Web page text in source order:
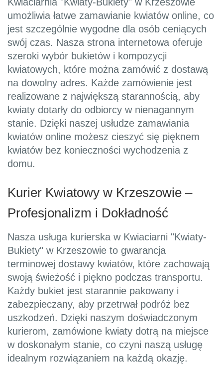
Kwiaciarnia "Kwiaty-Bukiety" w Krzeszowie
umożliwia łatwe zamawianie kwiatów online, co
jest szczególnie wygodne dla osób ceniących
swój czas. Nasza strona internetowa oferuje
szeroki wybór bukietów i kompozycji
kwiatowych, które można zamówić z dostawą
na dowolny adres. Każde zamówienie jest
realizowane z największą starannością, aby
kwiaty dotarły do odbiorcy w nienagannym
stanie. Dzięki naszej usłudze zamawiania
kwiatów online możesz cieszyć się pięknem
kwiatów bez konieczności wychodzenia z
domu.
Kurier Kwiatowy w Krzeszowie –
Profesjonalizm i Dokładność
Nasza usługa kurierska w Kwiaciarni "Kwiaty-
Bukiety" w Krzeszowie to gwarancja
terminowej dostawy kwiatów, które zachowają
swoją świeżość i piękno podczas transportu.
Każdy bukiet jest starannie pakowany i
zabezpieczany, aby przetrwał podróż bez
uszkodzeń. Dzięki naszym doświadczonym
kurierom, zamówione kwiaty dotrą na miejsce
w doskonałym stanie, co czyni naszą usługę
idealnym rozwiązaniem na każdą okazję.